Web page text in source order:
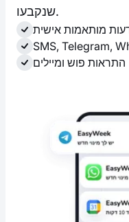
שנקבעו.
מותאמות אישית
התראות פוש ומיילים